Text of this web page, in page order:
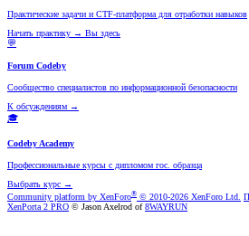
Практические задачи и CTF-платформа для отработки навыков
Начать практику → Вы здесь
💬
Forum Codeby
Сообщество специалистов по информационной безопасности
К обсуждениям →
🎓
Codeby Academy
Профессиональные курсы с дипломом гос. образца
Выбрать курс →
Community platform by XenForo® © 2010-2026 XenForo Ltd.
XenPorta 2 PRO © Jason Axelrod of8WAYRUN